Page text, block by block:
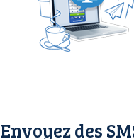
Envoyez des